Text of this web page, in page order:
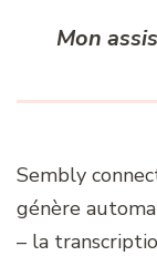
Mon
Sembly
génère
– la